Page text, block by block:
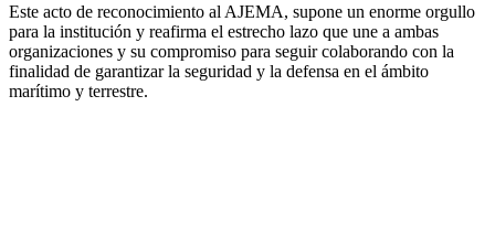
Este acto de reconocimiento al AJEMA, supone un enorme orgullo
para la institución y reafirma el estrecho lazo que une a ambas
organizaciones y su compromiso para seguir colaborando con la
finalidad de garantizar la seguridad y la defensa en el ámbito
marítimo y terrestre.